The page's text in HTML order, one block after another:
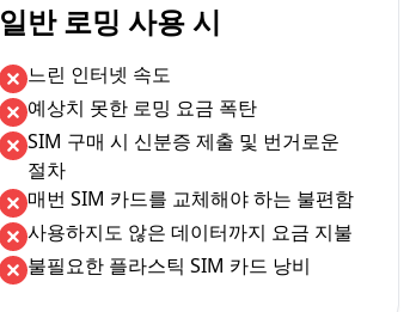
일반 로밍 사용 시
느린 인터넷 속도
예상치 못한 로밍 요금 폭탄
SIM 구매 시 신분증 제출 및 번거로운
절차
매번 SIM 카드를 교체해야 하는 불편함
사용하지도 않은 데이터까지 요금 지불
불필요한 플라스틱 SIM 카드 낭비